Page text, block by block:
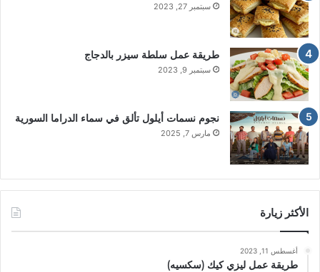
سبتمبر 27, 2023
طريقة عمل سلطة سيزر بالدجاج
سبتمبر 9, 2023
نجوم نسمات أيلول تألق في سماء الدراما السورية
مارس 7, 2025
الأكثر زيارة
أغسطس 11, 2023
طريقة عمل ليزي كيك (سكسيه)